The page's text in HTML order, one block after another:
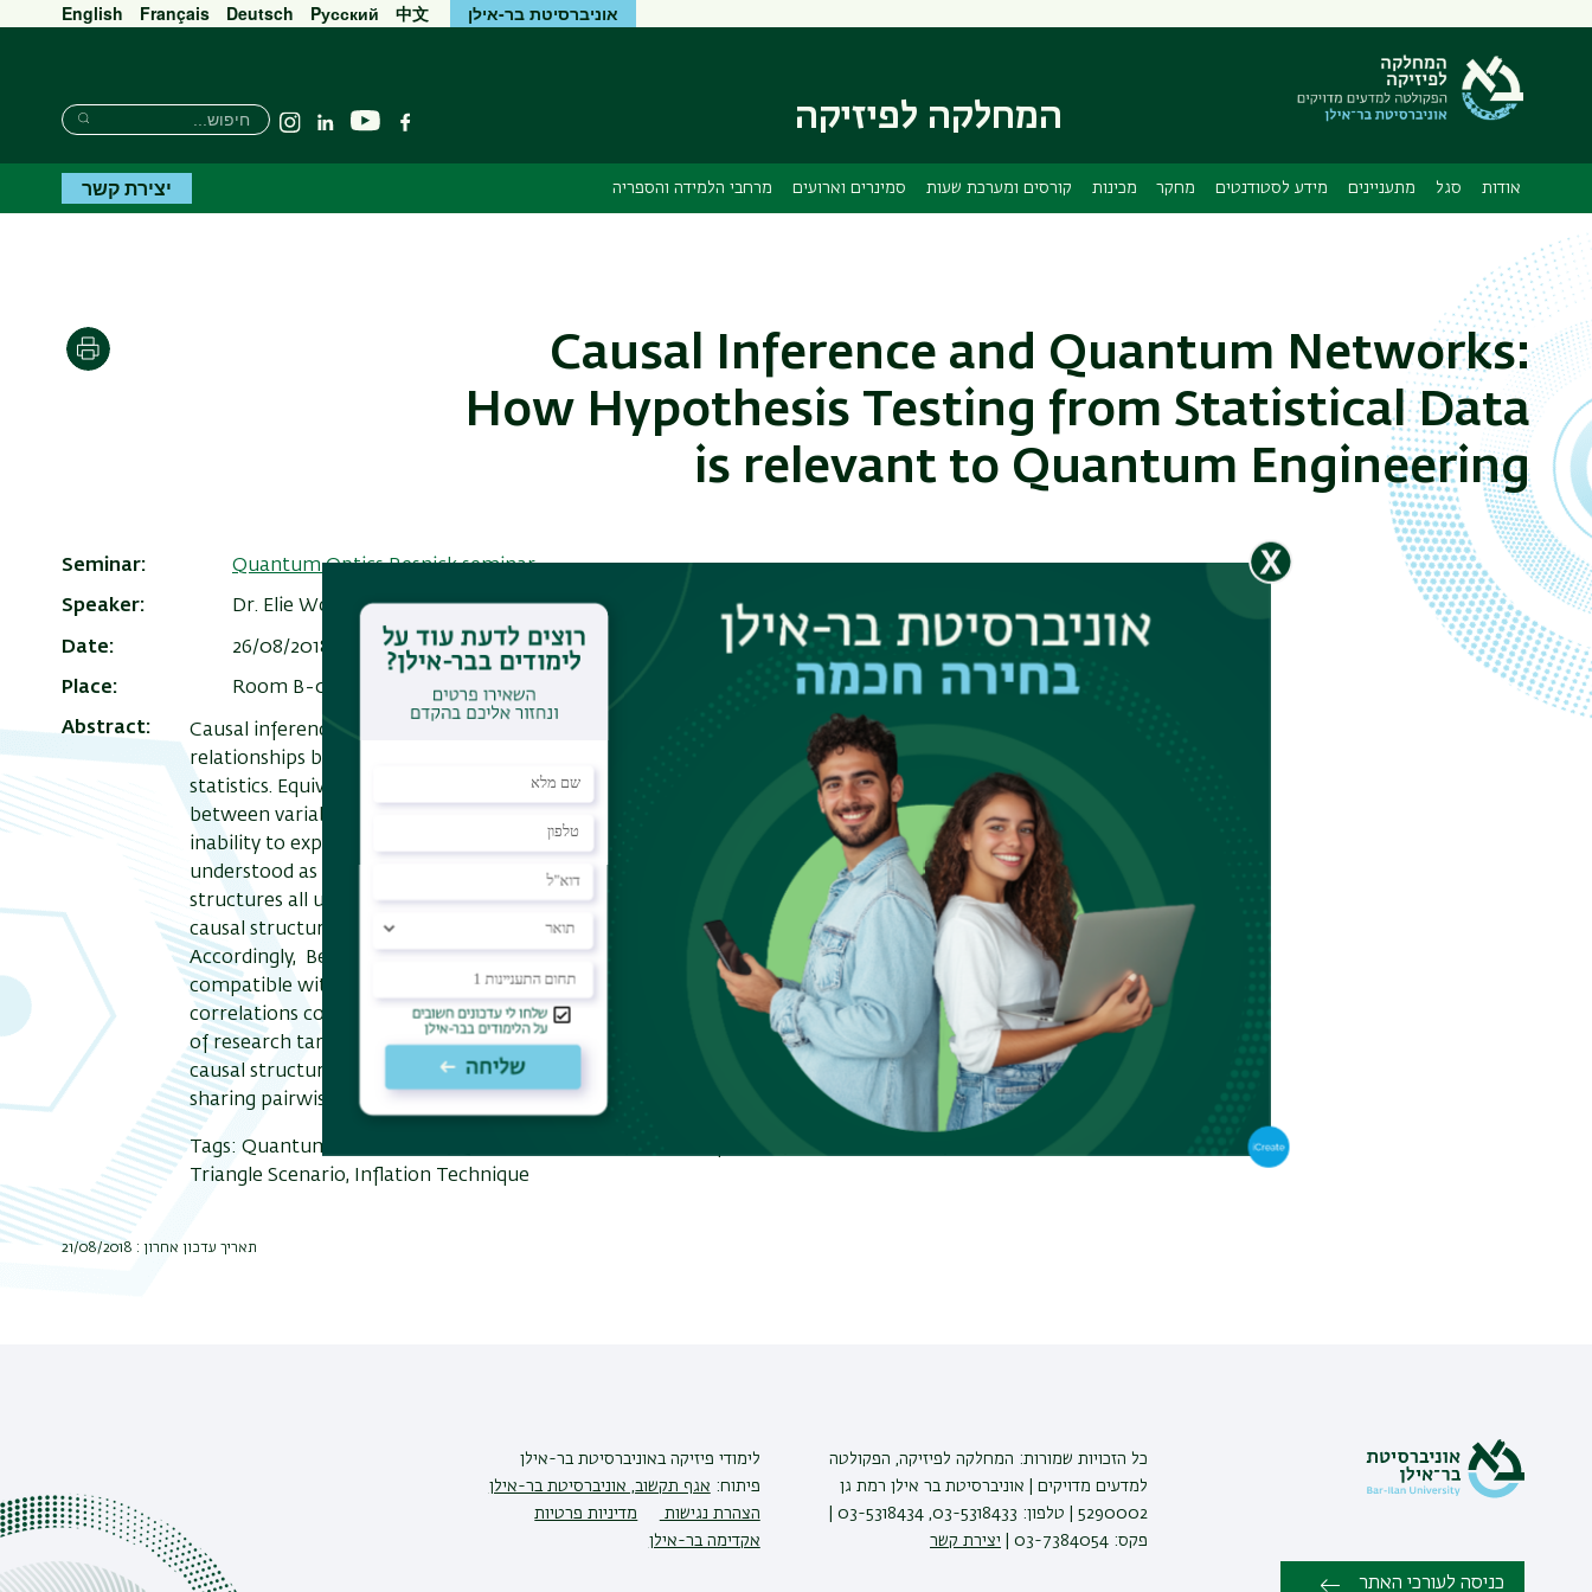
תפריט
משני
אוניברסיטת בר-אילן English Français Deutsch Pусский 中文
המחלקה לפיזיקה פייסבוקיוטיוב Linkedin
Instagram
חיפוש
חיפוש
חיפוש
אודות סגל מתעניינים מידע לסטודנטים מחקר מכינות קורסים ומערכת שעות סמינרים וארועים מרחבי הלמידה והספריה יצירת קשר
Causal Inference and Quantum Networks:
How Hypothesis Testing from Statistical Data
is relevant to Quantum Engineering
הדפסה
Seminar Quantum Optics Resnick seminar
Speaker Dr. Elie Wolfe, Perimeter Institute for Theoretical Physics, Waterloo, Canada
Date 26/08/2018 , 17:00- 18:00 Add to Calendar
Place Room B-032 (ground floor) - Nanotechnology center
Abstract
Causal inference is a (classical) technique used to figure out what sorts of causal
relationships between variables constitute a viable explanations for some observed
statistics. Equivalently, causal inference allows us to quantify the sorts of correlations
between variables which are possible given a particular causal structure. The famous
inability to explain quantum correlations in terms of local hidden variable models can be
understood as a fact about causal inference, namely: whereas in classical causal
structures all unobserved variables have the status of shared randomness, in quantum
causal structures an observed system can represent quantum entanglement.
Accordingly, Bell's theorem can be recast in causal terminology: The set of correlations
compatible with a (particular) quantum causal structure strictly contains the set of
correlations compatible with its analogous classical causal structure. I'll set out a series
of research targets related to generalizing this quantum-advantage to network-like
causal structures; focusing mostly on the simplest networks, consisting of three parties
sharing pairwise entanglement. Based mostly on arXiv:1609.00672.
Tags: Quantum Foundations, Quantum Internet, Causal Inference, Causal Structure,
Triangle Scenario, Inflation Technique
תאריך עדכון אחרון : 21/08/2018
כניסה לעורכי האתר
כל הזכויות שמורות: המחלקה לפיזיקה, הפקולטה
למדעים מדויקים | אוניברסיטת בר אילן רמת גן
פקס: 03-7384054 |
יצירת קשר
לימודי פיזיקהבאוניברסיטת בר-אילן
פיתוח: אגף תקשוב, אוניברסיטת בר-אילן
הצהרת נגישות
מדיניות פרטיות
אקדימה בר-אילן